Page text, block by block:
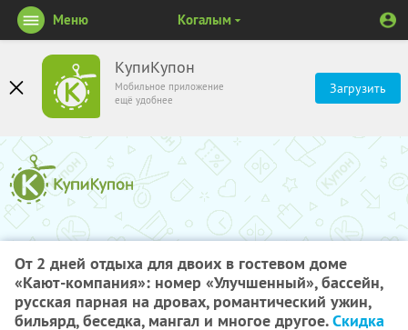
КупиКупон
Мобильное приложение
ещё удобнее
Загрузить
Меню Когалым
От 2 дней отдыха для двоих в гостевом доме
«Кают-компания»: номер «Улучшенный», бассейн,
русская парная на дровах, романтический ужин,
бильярд, беседка, мангал и многое другое.Скидка